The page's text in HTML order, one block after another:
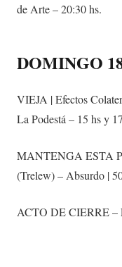
de Arte – 20:30 hs.
DOMINGO
VIEJA | Efectos
La Podestá – 15 hs y
MANTENGA ESTA
(Trelew) – Absurdo |
ACTO DE CIERRE –